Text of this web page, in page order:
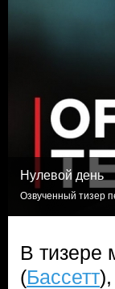
Нулевой день
Озвученный тизер
В тизере
(Бассетт